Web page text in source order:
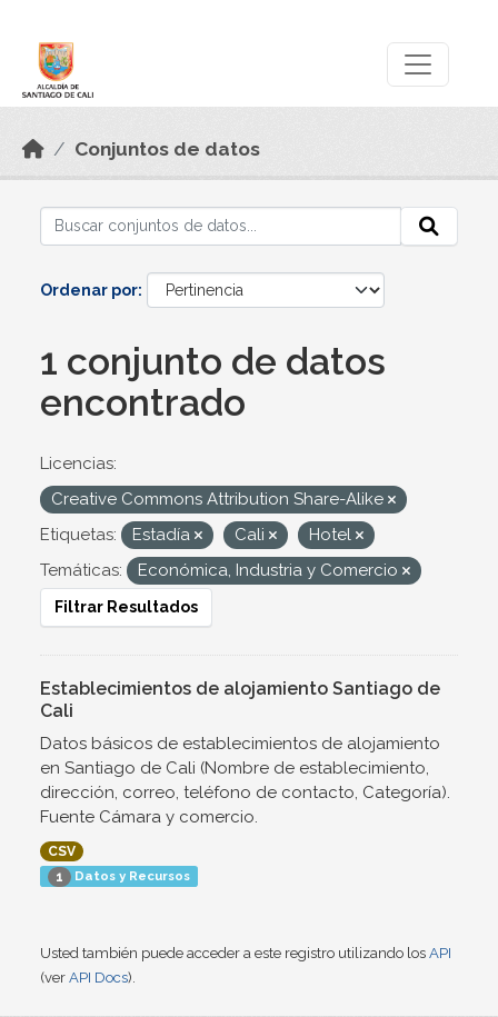
Conjuntos de datos
Ordenar por
1 conjunto de datos
encontrado
Licencias:
Creative Commons Attribution Share-Alike
Etiquetas:
Estadía Cali
Hotel
Temáticas:
Económica, Industria y Comercio
Filtrar Resultados
Establecimientos de alojamiento Santiago de
Cali
Datos básicos de establecimientos de alojamiento
en Santiago de Cali (Nombre de establecimiento,
dirección, correo, teléfono de contacto, Categoría).
Fuente Cámara y comercio.
CSV
1 Datos y Recursos
Usted también puede acceder a este registro utilizando los API
(ver API Docs).